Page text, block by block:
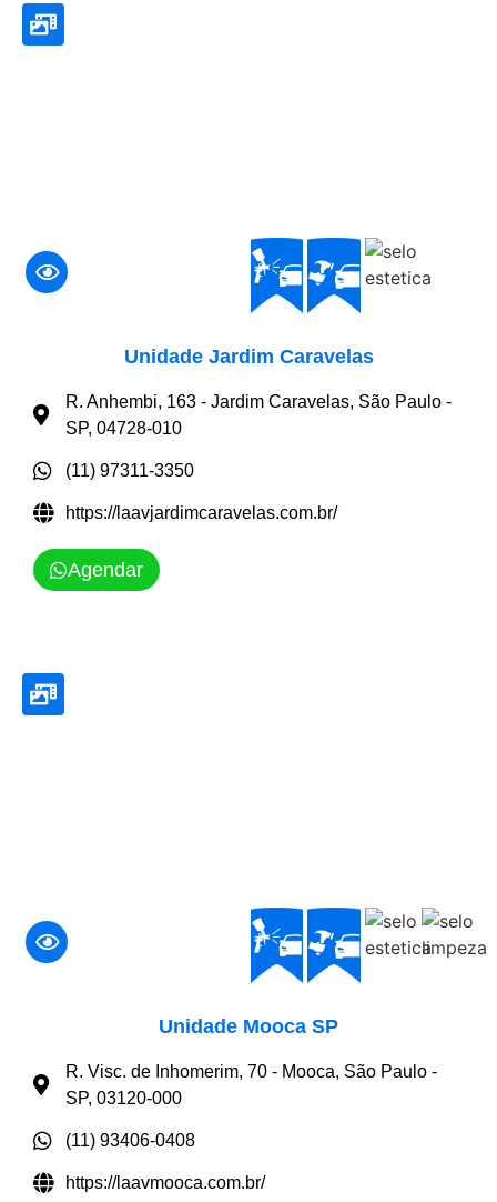
Unidade Jardim Caravelas
R. Anhembi, 163 - Jardim Caravelas, São Paulo -
SP, 04728-010
(11) 97311-3350
https://laavjardimcaravelas.com.br/
Agendar
Unidade Mooca SP
R. Visc. de Inhomerim, 70 - Mooca, São Paulo -
SP, 03120-000
(11) 93406-0408
https://laavmooca.com.br/